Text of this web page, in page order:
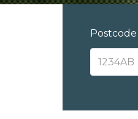
Postcode